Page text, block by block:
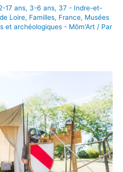
17 ans, 3-6 ans, 37 - Indre-et-
Loire, Familles, France, Musées
et archéologiques - Môm'Art / Par